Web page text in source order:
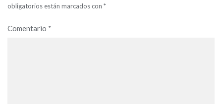
obligatorios están marcados con *
Comentario *